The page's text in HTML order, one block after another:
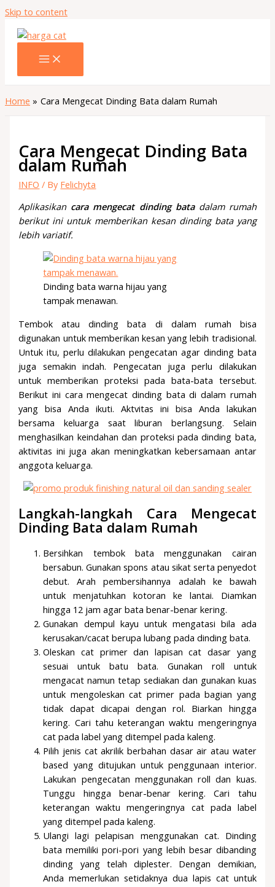
Skip to content
Home Cara Mengecat Dinding Bata dalam Rumah
Cara Mengecat Dinding Bata
dalam Rumah
INFO / By Felichyta
Aplikasikan cara mengecat dinding bata dalam rumah
berikut ini untuk memberikan kesan dinding bata yang
lebih variatif.
Dinding bata warna hijau yang
tampak menawan.
Tembok atau dinding bata di dalam rumah bisa
digunakan untuk memberikan kesan yang lebih tradisional.
Untuk itu, perlu dilakukan pengecatan agar dinding bata
juga semakin indah. Pengecatan juga perlu dilakukan
untuk memberikan proteksi pada bata-bata tersebut.
Berikut ini cara mengecat dinding bata di dalam rumah
yang bisa Anda ikuti. Aktvitas ini bisa Anda lakukan
bersama keluarga saat liburan berlangsung. Selain
menghasilkan keindahan dan proteksi pada dinding bata,
aktivitas ini juga akan meningkatkan kebersamaan antar
anggota keluarga.
Langkah-langkah Cara Mengecat
Dinding Bata dalam Rumah
Bersihkan tembok bata menggunakan cairan
bersabun. Gunakan spons atau sikat serta penyedot
debut. Arah pembersihannya adalah ke bawah
untuk menjatuhkan kotoran ke lantai. Diamkan
hingga 12 jam agar bata benar-benar kering.
Gunakan dempul kayu untuk mengatasi bila ada
kerusakan/cacat berupa lubang pada dinding bata.
Oleskan cat primer dan lapisan cat dasar yang
sesuai untuk batu bata. Gunakan roll untuk
mengacat namun tetap sediakan dan gunakan kuas
untuk mengoleskan cat primer pada bagian yang
tidak dapat dicapai dengan rol. Biarkan hingga
kering. Cari tahu keterangan waktu mengeringnya
cat pada label yang ditempel pada kaleng.
Pilih jenis cat akrilik berbahan dasar air atau water
based yang ditujukan untuk penggunaan interior.
Lakukan pengecatan menggunakan roll dan kuas.
Tunggu hingga benar-benar kering. Cari tahu
keterangan waktu mengeringnya cat pada label
yang ditempel pada kaleng.
Ulangi lagi pelapisan menggunakan cat. Dinding
bata memiliki pori-pori yang lebih besar dibanding
dinding yang telah diplester. Dengan demikian,
Anda memerlukan setidaknya dua lapis cat untuk